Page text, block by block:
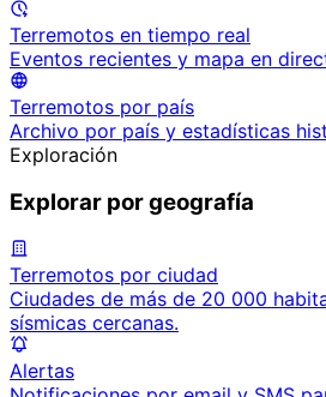
Terremotos en tiempo real
Eventos recientes y mapa en
Terremotos por país
Archivo por país y estadísticas
Exploración
Explorar por geografía
Terremotos por ciudad
Ciudades de más de 20 000
sísmicas cercanas.
Alertas